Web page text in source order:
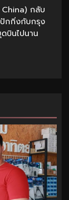
China) กลับ
ปักกิ่งกับกรุง
บินไปนาน